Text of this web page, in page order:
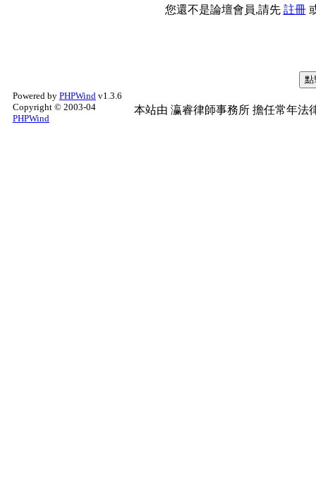
您還不是論壇會員,請先 註冊
Powered by PHPWind v1.3.6
Copyright © 2003-04
PHPWind
本站由 瀛睿律師事務所 擔任常年法